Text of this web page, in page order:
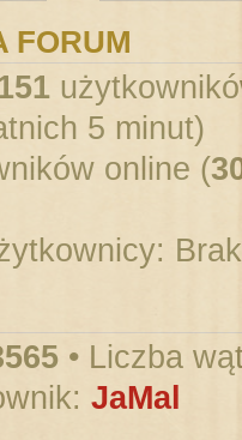
FORUM
5 minut)
online (
• Liczba
JaMal